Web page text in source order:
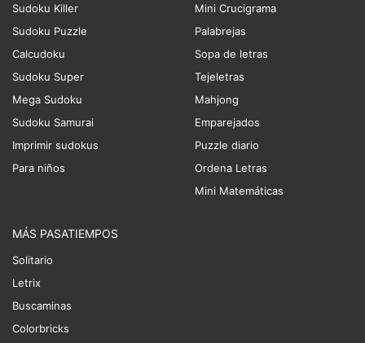
Sudoku Killer
Sudoku Puzzle
Calcudoku
Sudoku Super
Mega Sudoku
Sudoku Samurai
Imprimir sudokus
Para niños
Mini Crucigrama
Palabrejas
Sopa de letras
Tejeletras
Mahjong
Emparejados
Puzzle diario
Ordena Letras
Mini Matemáticas
MÁS PASATIEMPOS
Solitario
Letrix
Buscaminas
Colorbricks